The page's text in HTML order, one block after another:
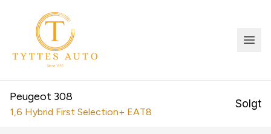
Peugeot 308
1,6 Hybrid First Selection+ EAT8
Solgt